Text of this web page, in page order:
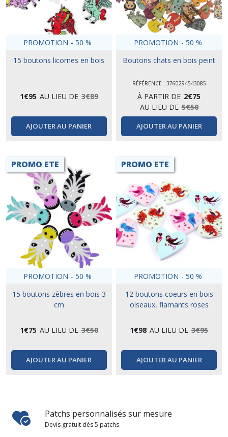
PROMOTION - 50 %
15 boutons licornes en bois
1€95 AU LIEU DE 3€89
AJOUTER AU PANIER
PROMOTION - 50 %
Boutons chats en bois peint
RÉFÉRENCE : 3760294543085
À PARTIR DE 2€75
AU LIEU DE 5€50
AJOUTER AU PANIER
PROMO ETE
PROMOTION - 50 %
15 boutons zèbres en bois 3
cm
1€75 AU LIEU DE 3€50
AJOUTER AU PANIER
PROMO ETE
PROMOTION - 50 %
12 boutons coeurs en bois
oiseaux, flamants roses
1€98 AU LIEU DE 3€95
AJOUTER AU PANIER
Patchs personnalisés sur mesure
Devis gratuit dès 5 patchs